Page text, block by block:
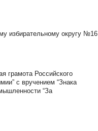
избирательному округу №16
грамота Российского
с вручением “Знака
“За